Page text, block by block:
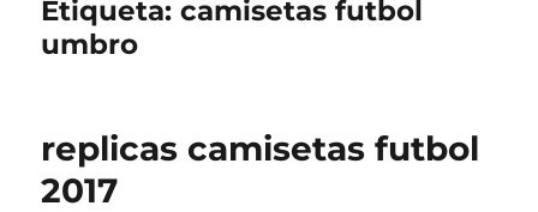
Etiqueta:camisetas futbol
umbro
replicas camisetas futbol
2017